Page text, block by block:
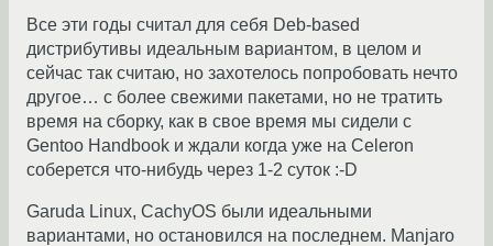
Все эти годы считал для себя Deb-based
дистрибутивы идеальным вариантом, в целом и
сейчас так считаю, но захотелось попробовать нечто
другое… с более свежими пакетами, но не тратить
время на сборку, как в свое время мы сидели с
Gentoo Handbook и ждали когда уже на Celeron
соберется что-нибудь через 1-2 суток :-D
Garuda Linux, CachyOS были идеальными
вариантами, но остановился на последнем. Manjaro